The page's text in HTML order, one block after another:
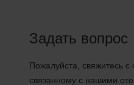
Задать вопрос
Пожалуйста, свяжитесь
связанному с нашими